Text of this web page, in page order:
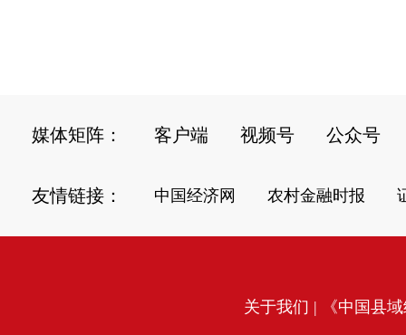
媒体矩阵： 客户端 视频号 公众号
友情链接： 中国经济网 农村金融时报
关于我们 | 《中国县